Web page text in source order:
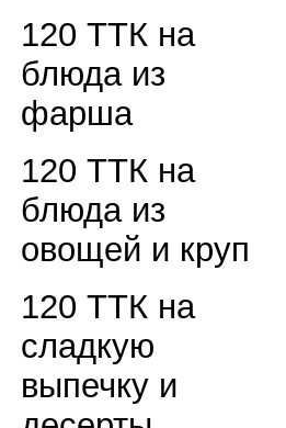
120 ТТК на
блюда из
фарша
120 ТТК на
блюда из
овощей и круп
120 ТТК на
сладкую
выпечку и